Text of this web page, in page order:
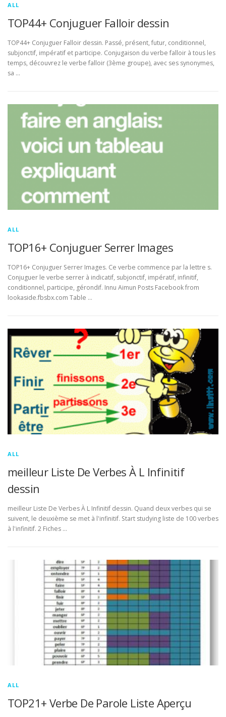
ALL
TOP44+ Conjuguer Falloir dessin
TOP44+ Conjuguer Falloir dessin. Passé, présent, futur, conditionnel,
subjonctif, impératif et participe. Conjugaison du verbe falloir à tous les
temps, découvrez le verbe falloir (3ème groupe), avec ses synonymes,
sa …
ALL
TOP16+ Conjuguer Serrer Images
TOP16+ Conjuguer Serrer Images. Ce verbe commence par la lettre s.
Conjuguer le verbe serrer à indicatif, subjonctif, impératif, infinitif,
conditionnel, participe, gérondif. Innu Aimun Posts Facebook from
lookaside.fbsbx.com Table …
ALL
meilleur Liste De Verbes À L Infinitif
dessin
meilleur Liste De Verbes À L Infinitif dessin. Quand deux verbes qui se
suivent, le deuxième se met à l'infinitif. Start studying liste de 100 verbes
à l'infinitif. 2 Fiches …
ALL
TOP21+ Verbe De Parole Liste Aperçu